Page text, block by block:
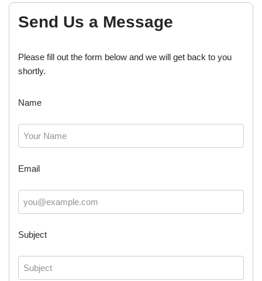
Send Us a Message
Please fill out the form below and we will get back to you
shortly.
Name
Email
Subject